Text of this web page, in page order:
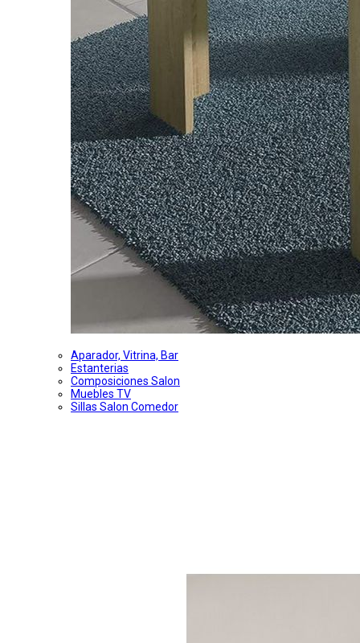
Aparador, Vitrina, Bar
Estanterias
Composiciones Salon
Muebles TV
Sillas Salon Comedor